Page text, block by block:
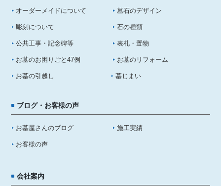
オーダーメイドについて 墓石のデザイン
彫刻について 石の種類
公共工事・記念碑等 表札・置物
お墓のお困りごと47例 お墓のリフォーム
お墓の引越し 墓じまい
ブログ・お客様の声
お墓屋さんのブログ 施工実績
お客様の声
会社案内